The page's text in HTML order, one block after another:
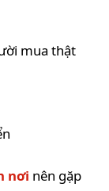
mua thật
nơi nên gặp